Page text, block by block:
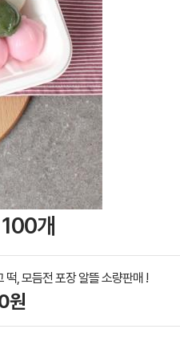
개
떡, 모듬전 포장 알뜰 소량판매 !
원